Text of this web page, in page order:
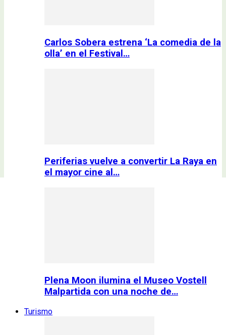
Carlos Sobera estrena ‘La comedia de la
olla’ en el Festival…
Periferias vuelve a convertir La Raya en
el mayor cine al…
Plena Moon ilumina el Museo Vostell
Malpartida con una noche de…
Turismo